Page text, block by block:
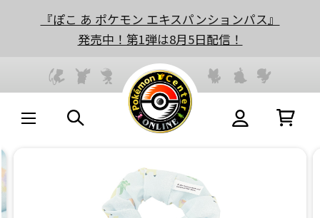
『ぽこ あ ポケモン エキスパンションパス』
発売中！第1弾は8月5日配信！